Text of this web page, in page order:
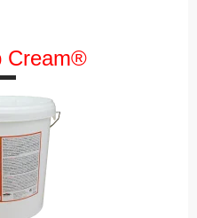
Cream®